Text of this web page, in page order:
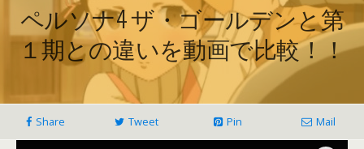
ペルソナ4 ザ・ゴールデンと第
１期との違いを動画で比較！！
Share Tweet Pin Mail